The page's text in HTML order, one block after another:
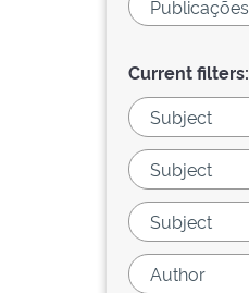
Current filters: